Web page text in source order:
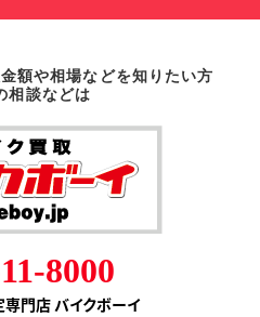
額や相場などを知りたい方
相談などは
8000
専門店 バイクボーイ